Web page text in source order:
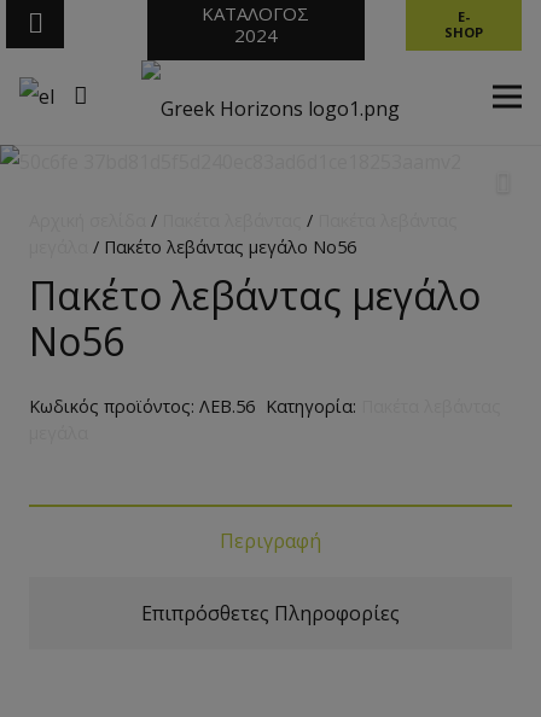
ΚΑΤΑΛΟΓΟΣ
2024
E-
SHOP
/ /
/ Πακέτο λεβάντας μεγάλο No56
Πακέτο λεβάντας μεγάλο
No56
Κωδικός προϊόντος: ΛΕΒ.56 Κατηγορία:
Περιγραφή
Επιπρόσθετες Πληροφορίες